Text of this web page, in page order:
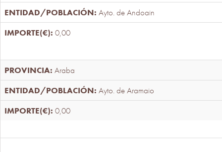
Ayto. de Andoain
0,00
Araba
Ayto. de Aramaio
0,00